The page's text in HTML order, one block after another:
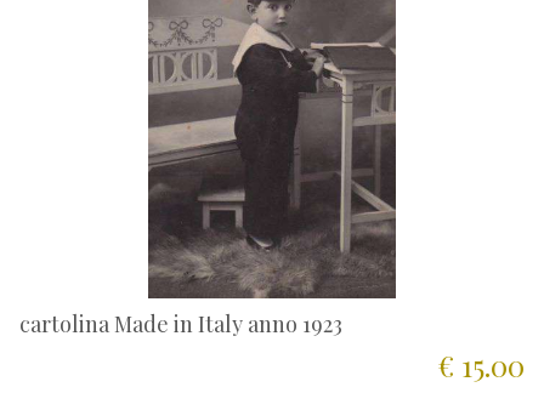
cartolina Made in Italy anno 1923
€ 15.00